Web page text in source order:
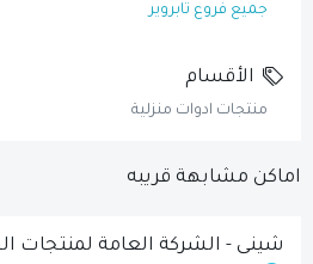
جميع فروع تابروير
الأقسام
منتجات ادوات منزلية
اماكن مشابهة قريبه
شينى - الشركة العامة لمنتجات